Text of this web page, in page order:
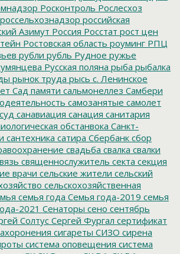
Росконтроль Рослесхоз
россельхознадзор российская
Азимут Россия Росстат рост цен
Ростовская область роуминг РПЦ
рубли рубль Рудное ружье
Русская поляна рыба рыбалка
рынок труда рысь с. Ленинское
Сад памяти сальмонеллез Самбери
самозанятые самолет
санавиация санация санитария
обстанвока Санкт-
сантехника сатира Сбербанк сбор
свадьба свалка свалки
священнослужитель секта секция
врачи сельские жители сельский
сельскохозяйственная
семья года Семья года-2019 семья
2021 Сенаторы сено сентябрь
СолтусСергей Фургал сертификат
сигареты СИЗО сирена
система оповещения система